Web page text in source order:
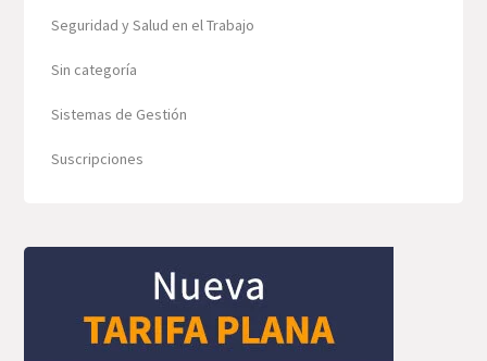
Seguridad y Salud en el Trabajo
Sin categoría
Sistemas de Gestión
Suscripciones